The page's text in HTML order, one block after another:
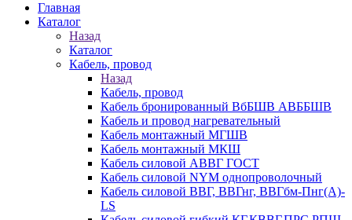
Главная
Каталог
Назад
Каталог
Кабель, провод
Назад
Кабель, провод
Кабель бронированный ВбБШВ АВББШВ
Кабель и провод нагревательный
Кабель монтажный МГШВ
Кабель монтажный МКШ
Кабель силовой АВВГ ГОСТ
Кабель силовой NYM однопроволочный
Кабель силовой ВВГ, ВВГнг, ВВГбм-Пнг(А)-
LS